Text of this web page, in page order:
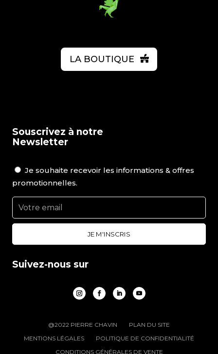
LA BOUTIQUE
Souscrivez à notre
Newsletter
Je souhaite recevoir les informations & offres
promotionnelles.
Suivez-nous sur
@2022 PIERRE CHAVIN
PLAN DU SITE
MENTIONS LÉGALES
POLITIQUE DE CONFIDENTIALITÉ
CONDITIONS GÉNÉRALES DE VENTE